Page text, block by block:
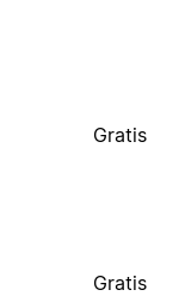
Gratis
Gratis